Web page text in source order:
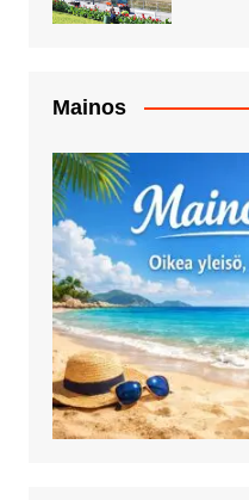
Mainos